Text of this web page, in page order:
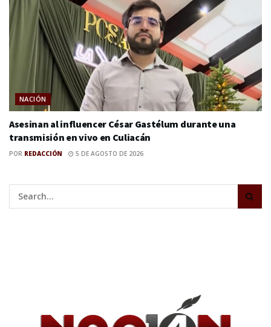
NACIÓN
Asesinan al influencer César Gastélum durante una
transmisión en vivo en Culiacán
POR REDACCIÓN 5 DE AGOSTO DE 2026